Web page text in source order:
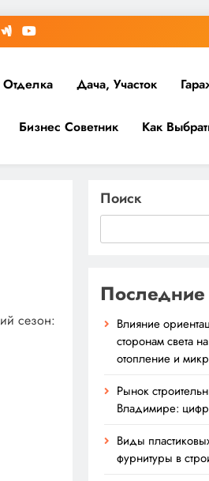
Дача, Участок
Бизнес Советник Как
сезон:
Поиск
Влияние
сторонам света
отопление и
Рынок
Владимире:
Виды
фурнитуры в